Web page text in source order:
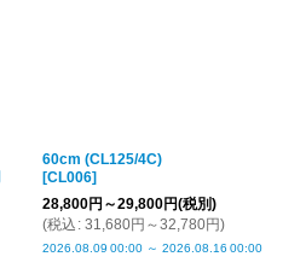
60cm (CL125/4C)
[CL006]
28,800円 ～29,800円(税別)
(税込 : 31,680円 ～32,780円)
2026.08.09 00:00 ～ 2026.08.16 00:00